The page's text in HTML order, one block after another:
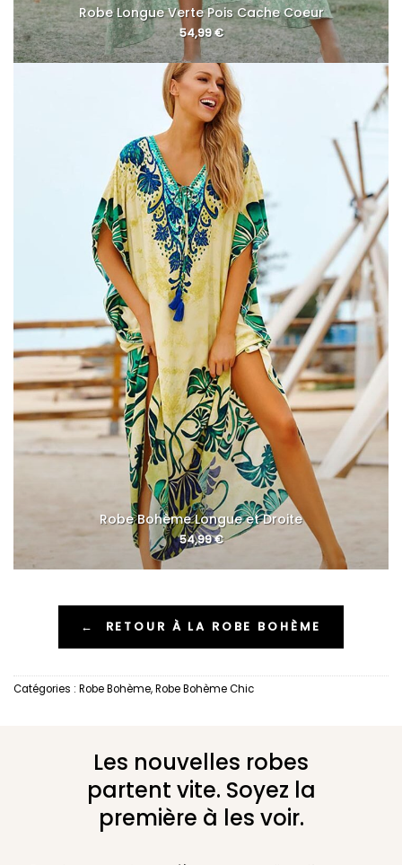
Robe Longue Verte Pois Cache Coeur
54,99€
Robe Bohème Longue et Droite
54,99€
← RETOUR À LA ROBE BOHÈME
Catégories : Robe Bohème,Robe Bohème Chic
Les nouvelles robes
partent vite. Soyez la
première à les voir.